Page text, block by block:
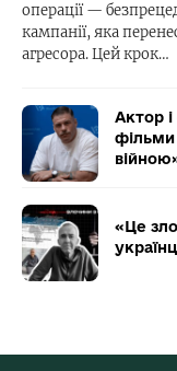
операції —
кампанії, яка
агресора. Цей крок…
Актор
фільми
«Це